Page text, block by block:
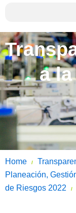
a
Home /
Planeación,
de Riesgos 2022
/